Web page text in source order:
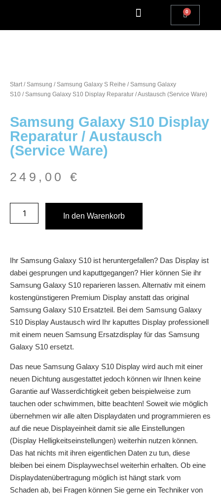
Start/Samsung /Samsung Galaxy S Reihe /Samsung Galaxy
S10 / Samsung Galaxy S10 Display Reparatur / Austausch (Service Ware)
Samsung Galaxy S10 Display
Reparatur / Austausch
(Service Ware)
249,00 €
In den Warenkorb
Ihr Samsung Galaxy S10 ist heruntergefallen? Das Display ist
dabei gesprungen und kaputtgegangen? Hier können Sie ihr
Samsung Galaxy S10 reparieren lassen. Alternativ mit einem
kostengünstigeren Premium Display anstatt das original
Samsung Galaxy S10 Ersatzteil. Bei dem Samsung Galaxy
S10 Display Austausch wird Ihr kaputtes Display professionell
mit einem neuen Samsung Ersatzdisplay für das Samsung
Galaxy S10 ersetzt.
Das neue Samsung Galaxy S10 Display wird auch mit einer
neuen Dichtung ausgestattet jedoch können wir Ihnen keine
Garantie auf Wasserdichtigkeit geben beispielweise zum
tauchen oder schwimmen, bitte beachten! Soweit wie möglich
übernehmen wir alle alten Displaydaten und programmieren es
auf die neue Displayeinheit damit sie alle Einstellungen
(Display Helligkeitseinstellungen) weiterhin nutzen können.
Das hat nichts mit ihren eigentlichen Daten zu tun, diese
bleiben bei einem Displaywechsel weiterhin erhalten. Ob eine
Displaydatenübertragung möglich ist hängt stark vom
Schaden ab, bei Fragen können Sie gerne ein Techniker von